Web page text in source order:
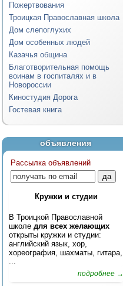
Пожертвования
Троицкая Православная школа
Дом слепоглухих
Дом особенных людей
Казачья община
Благотворительная помощь
воинам в госпиталях и в
Новороссии
Киностудия Дорога
Гостевая книга
объявления
Рассылка объявлений
Кружки и студии
В Троицкой Православной
школе для всех желающих
открыты кружки и студии:
английский язык, хор,
хореография, шахматы, гитара,
...
подробнее →